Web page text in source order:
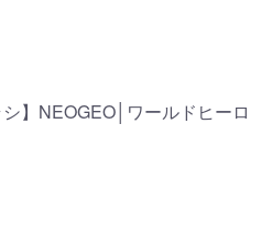
シ】NEOGEO│ワールドヒーロ